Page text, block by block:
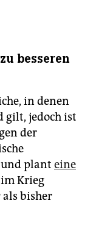
besseren
in denen
gilt, jedoch ist
der
und plant eine
Krieg
als bisher